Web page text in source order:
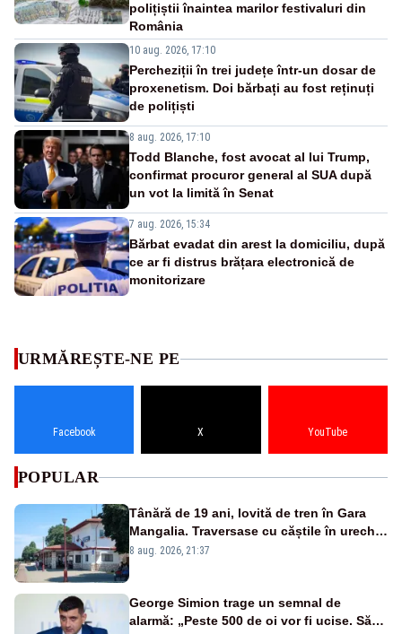
polițiștii înaintea marilor festivaluri din
România
10 aug. 2026, 17:10
Percheziții în trei județe într-un dosar de
proxenetism. Doi bărbați au fost reținuți
de polițiști
8 aug. 2026, 17:10
Todd Blanche, fost avocat al lui Trump,
confirmat procuror general al SUA după
un vot la limită în Senat
7 aug. 2026, 15:34
Bărbat evadat din arest la domiciliu, după
ce ar fi distrus brățara electronică de
monitorizare
URMĂREȘTE-NE PE
Facebook X YouTube
POPULAR
Tânără de 19 ani, lovită de tren în Gara
Mangalia. Traversase cu căștile în urechi
liniile printr-un loc nepermis
8 aug. 2026, 21:37
George Simion trage un semnal de
alarmă: „Peste 500 de oi vor fi ucise. Să